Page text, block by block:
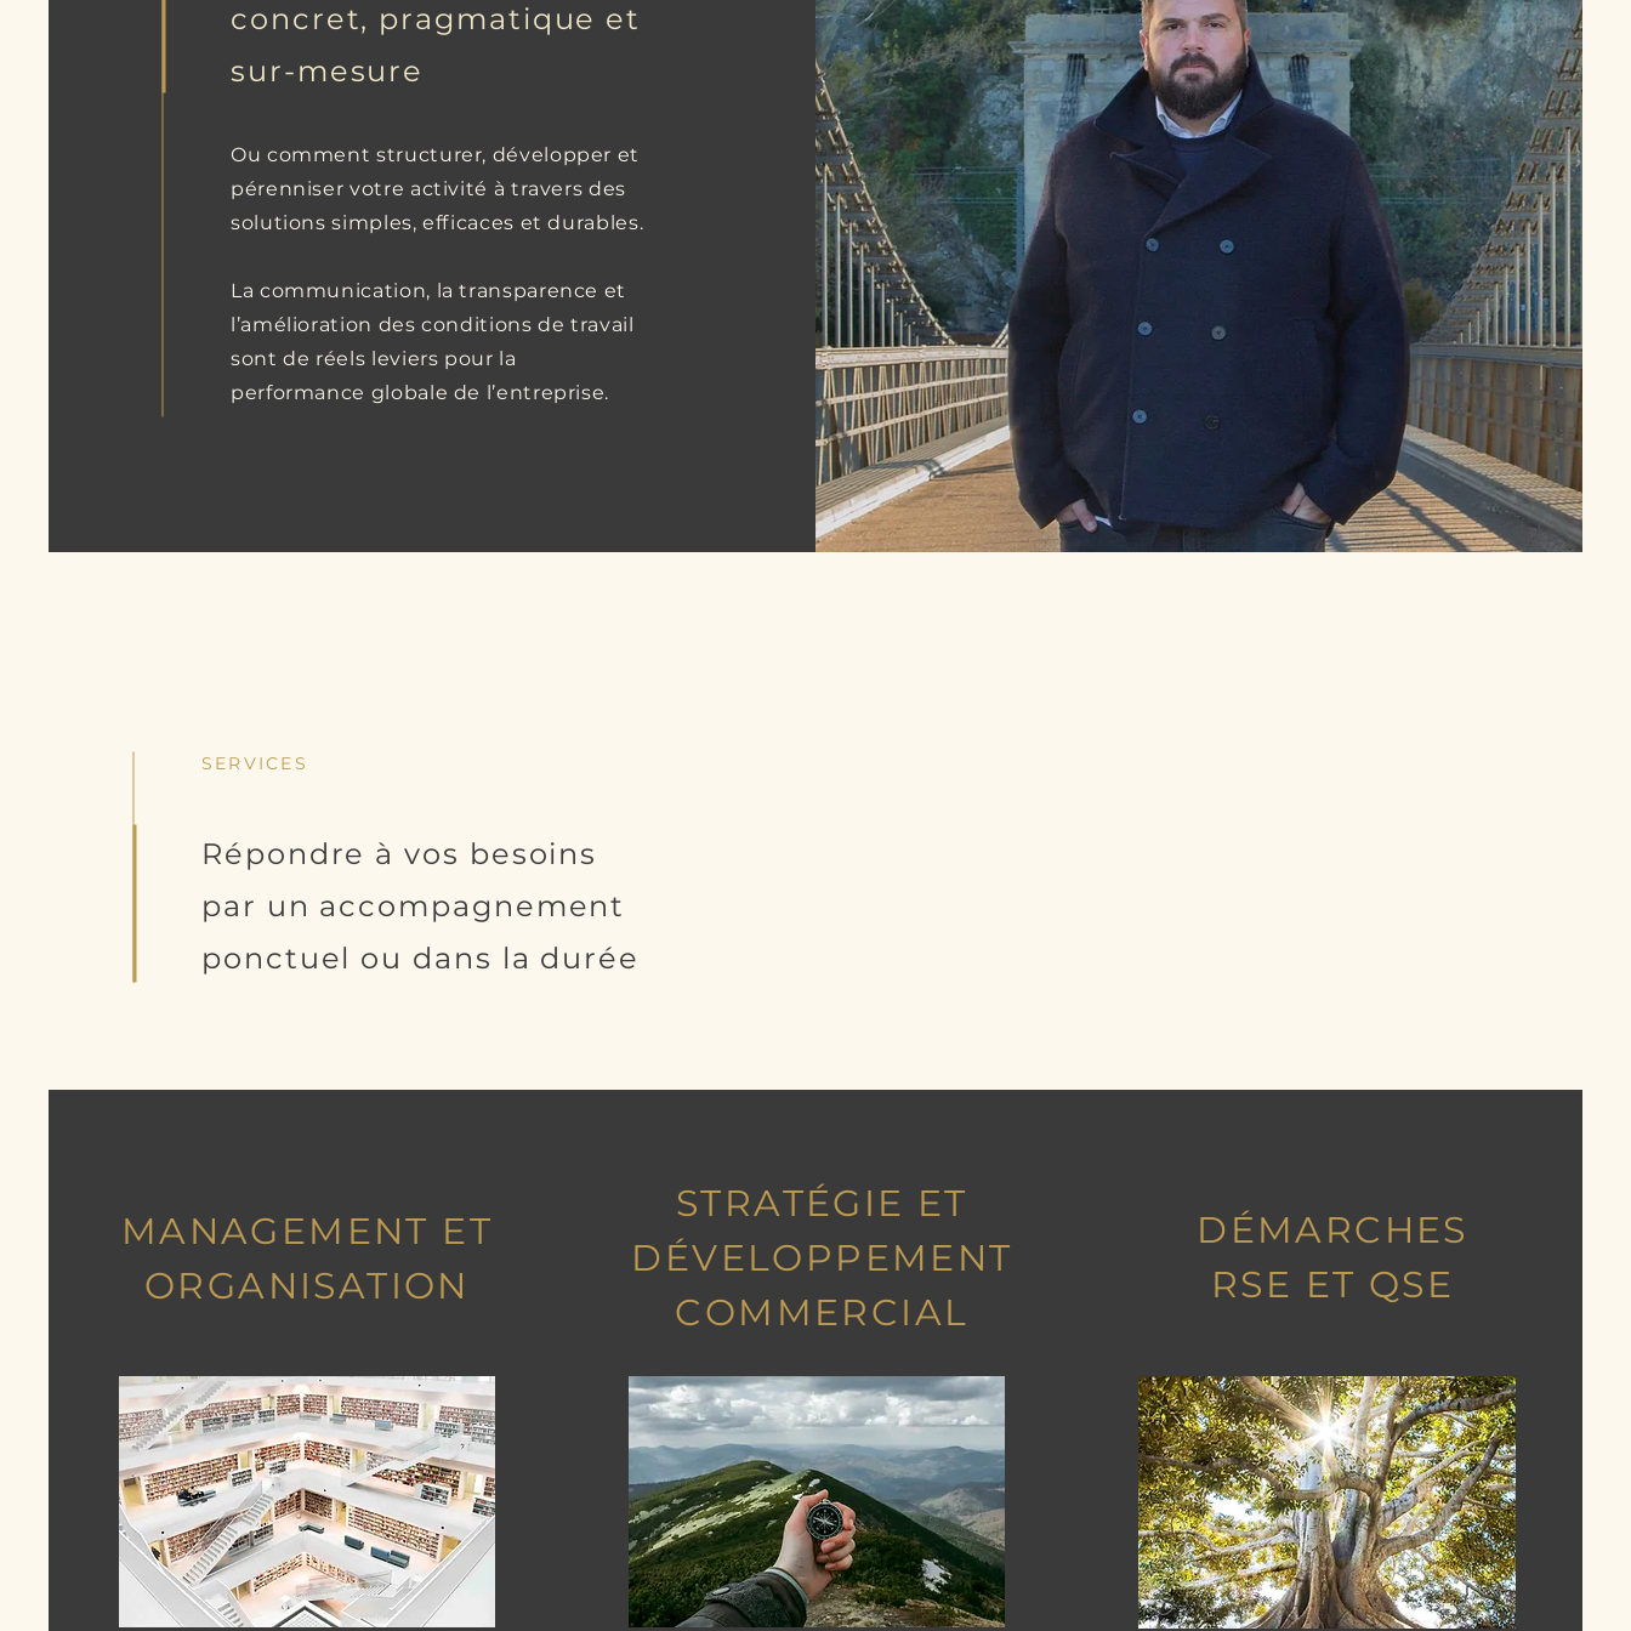
concret, pragmatique et
sur-mesure
Ou comment structurer, développer et
pérenniser votre activité à travers des
solutions simples, efficaces et durables.
​La communication, la transparence et
l’amélioration des conditions de travail
sont de réels leviers pour la
performance globale de l’entreprise.
SERVICES
Répondre à vos besoins
par un accompagnement
ponctuel ou dans la durée
MANAGEMENT ET
ORGANISATION
STRATÉGIE ET
DÉVELOPPEMENT
COMMERCIAL
DÉMARCHES
RSE ET QSE